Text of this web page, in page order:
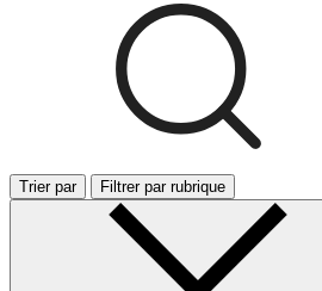
Trier par Filtrer par rubrique